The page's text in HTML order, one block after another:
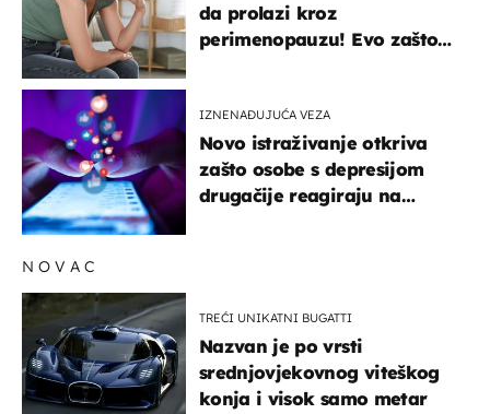
da prolazi kroz
perimenopauzu! Evo zašto
IZNENAĐUJUĆA VEZA
Novo istraživanje otkriva
zašto osobe s depresijom
drugačije reagiraju na
NOVAC
TREĆI UNIKATNI BUGATTI
Nazvan je po vrsti
srednjovjekovnog viteškog
konja i visok samo metar